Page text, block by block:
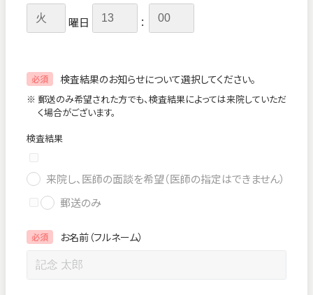
曜日 ：
必須 検査結果のお知らせについて選択してください。
※ 郵送のみ希望された方でも、検査結果によっては来院していただ
く場合がございます。
検査結果
来院し、医師の面談を希望（医師の指定はできません）
郵送のみ
必須 お名前（フルネーム）